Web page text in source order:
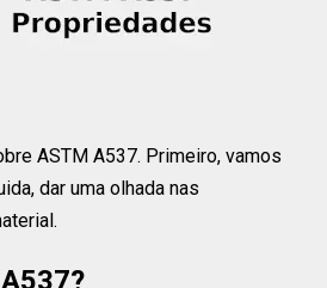
ASTM A537. Primeiro, vamos
dar uma olhada nas